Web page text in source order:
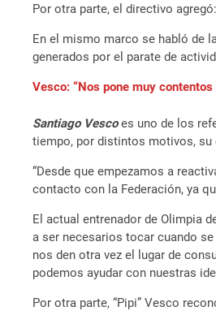
Por otra parte, el directivo
En el mismo marco se habló de
generados por el parate de
Vesco: “Nos pone muy
Santiago Vescoes uno de los
tiempo, por distintos motivos, su
“Desde que empezamos a
contacto con la Federación, ya
El actual entrenador de Olimpia
a ser necesarios tocar cuando
nos den otra vez el lugar de
podemos ayudar con nuestras
Por otra parte, “Pipi” Vesco